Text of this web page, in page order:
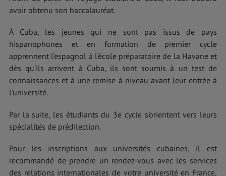
avoir obtenu son baccalauréat.
À Cuba, les jeunes qui ne sont pas issus de pays
hispanophones et en formation de premier cycle
apprennent l’espagnol à l’école préparatoire de la Havane et
dès qu'ils arrivent à Cuba, ils sont soumis à un test de
connaissances et à une remise à niveau avant leur entrée à
l’université.
Par la suite, les étudiants du 3e cycle s'orientent vers leurs
spécialités de prédilection.
Pour les inscriptions aux universités cubaines, il est
recommandé de prendre un rendez-vous avec les services
des relations internationales de votre université en France,